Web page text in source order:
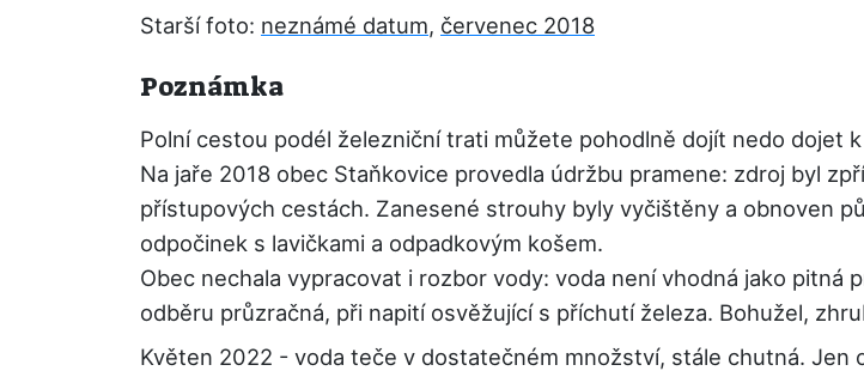
Starší foto: neznámé datum, červenec 2018
Poznámka
Polní cestou podél železniční trati můžete pohodlně dojít nedo dojet
Na jaře 2018 obec Staňkovice provedla údržbu pramene: zdroj byl
přístupových cestách. Zanesené strouhy byly vyčištěny a obnoven
odpočinek s lavičkami a odpadkovým košem.
Obec nechala vypracovat i rozbor vody: voda není vhodná jako
odběru průzračná, při napití osvěžující s příchutí železa. Bohužel,
Květen 2022 - voda teče v dostatečném množství, stále chutná. Jen